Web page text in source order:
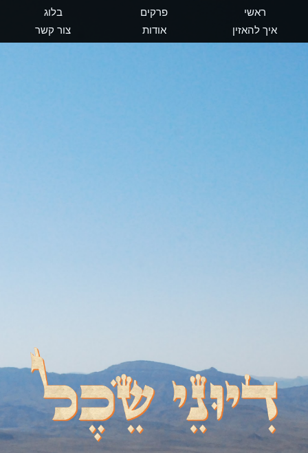
ראשי פרקים
בלוג
איך להאזין
אודות צור קשר
דיוני שכל